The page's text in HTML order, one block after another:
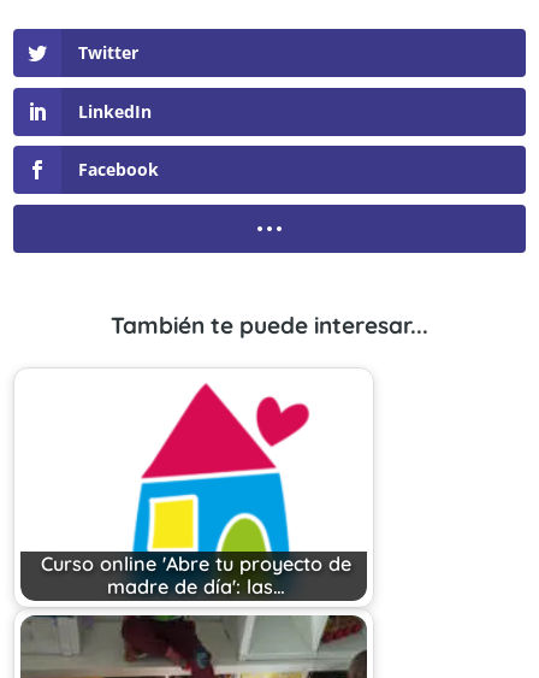
Twitter
LinkedIn
Facebook
También te puede interesar...
Curso online 'Abre tu proyecto de
madre de día': las…